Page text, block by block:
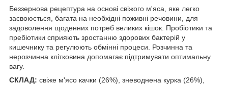
Беззернова рецептура на основі свіжого м'яса, яке легко
засвоюється, багата на необхідні поживні речовини, для
задоволення щоденних потреб великих кішок. Пробіотики та
пребіотики сприяють зростанню здорових бактерій у
кишечнику та регулюють обмінні процеси. Розчинна та
нерозчинна клітковина допомагає підтримувати оптимальну
вагу.
СКЛАД: свіже м'ясо качки (26%), зневоднена курка (26%),